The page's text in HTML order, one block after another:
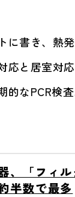
に書き、熱
応と居室対
なPCR検査
、「フィル
半数で最多